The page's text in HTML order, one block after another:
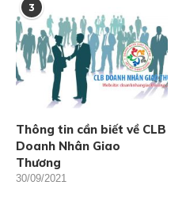
3
Thông tin cần biết về CLB
Doanh Nhân Giao
Thương
30/09/2021